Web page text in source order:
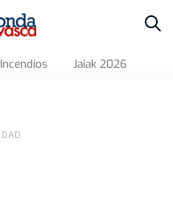
Incendios Jaiak 2026